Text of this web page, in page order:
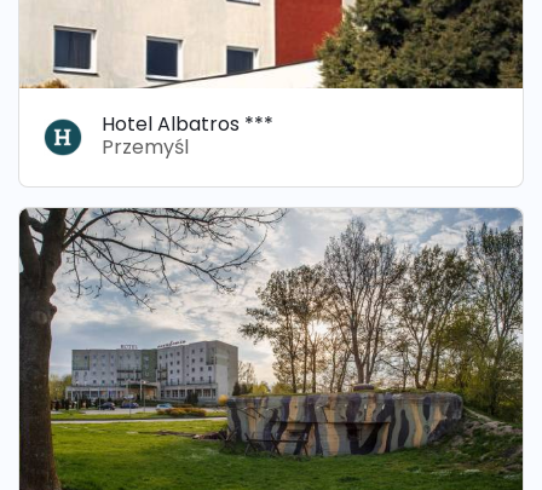
Hotel Albatros ***
Przemyśl